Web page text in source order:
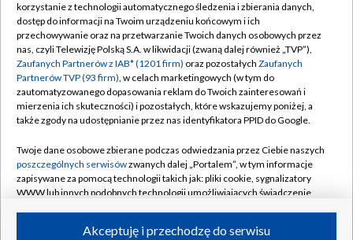
TVP
Abonament TVP
Emisja w TVP
Centrum informacji TVP
Naziemna Telewizja Cyfrowa
Rada Programowa
System NOS
Informacje o nadawcy
Regulamin TVP
Polityka prywatności
Moje zgody
Pomoc
Kontakt
Kanały
korzystanie z technologii automatycznego śledzenia i zbierania danych,
dostęp do informacji na Twoim urządzeniu końcowym i ich
przechowywanie oraz na przetwarzanie Twoich danych osobowych przez
nas, czyli Telewizję Polską S.A. w likwidacji (zwaną dalej również „TVP”),
Zaufanych Partnerów z IAB* (1201 firm) oraz pozostałych Zaufanych
Partnerów TVP (93 firm), w celach marketingowych (w tym do
zautomatyzowanego dopasowania reklam do Twoich zainteresowań i
mierzenia ich skuteczności) i pozostałych, które wskazujemy poniżej, a
także zgody na udostępnianie przez nas identyfikatora PPID do Google.
Twoje dane osobowe zbierane podczas odwiedzania przez Ciebie naszych
poszczególnych serwisówzwanych dalej „Portalem”, w tym informacje
zapisywane za pomocą technologii takich jak: pliki cookie, sygnalizatory
WWW lub innych podobnych technologii umożliwiających świadczenie
ruchu w Internecie.Akceptuję i przechodzę do serwisu